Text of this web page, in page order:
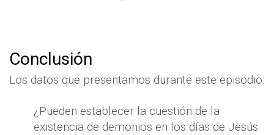
Conclusión
Los datos que presentamos durante este episodio:
¿Pueden establecer la cuestión de la
existencia de demonios en los días de Jesús